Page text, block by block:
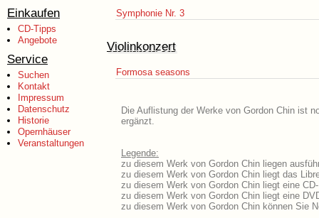
Einkaufen
CD-Tipps
Angebote
Service
Suchen
Kontakt
Impressum
Datenschutz
Historie
Opernhäuser
Veranstaltungen
Symphonie Nr. 3
Violinkonzert
Formosa seasons
Die Auflistung der Werke von Gordon Chin ist
ergänzt.
Legende:
zu diesem Werk von Gordon Chin liegen
zu diesem Werk von Gordon Chin liegt das
zu diesem Werk von Gordon Chin liegt eine
zu diesem Werk von Gordon Chin liegt eine
zu diesem Werk von Gordon Chin können Sie